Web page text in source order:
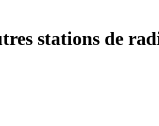
stations de